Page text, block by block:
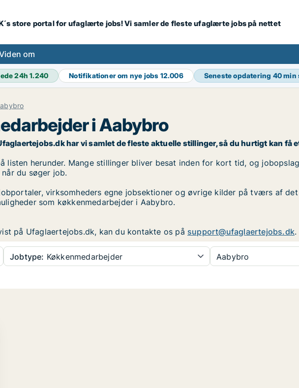
store portal for ufaglærte jobs! Vi samler de fleste ufaglærte jobs på nettet
om
24h1.240 Notifikationer om nye jobs 12.006 Seneste opdatering 40 min
i Aabybro
har vi samlet de fleste aktuelle stillinger, så du hurtigt kan få
listen herunder. Mange stillinger bliver besat inden for kort tid, og
du søger job.
virksomheders egne jobsektioner og øvrige kilder på tværs af
som køkkenmedarbejder i Aabybro.
på Ufaglaertejobs.dk, kan du kontakte os på support@ufaglaertejobs.dk.
Jobtype: Køkkenmedarbejder Aabybro